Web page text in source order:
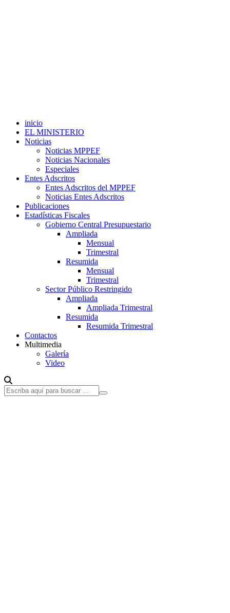
inicio
EL MINISTERIO
Noticias
Noticias MPPEF
Noticias Nacionales
Especiales
Entes Adscritos
Entes Adscritos del MPPEF
Noticias Entes Adscritos
Publicaciones
Estadísticas Fiscales
Gobierno Central Presupuestario
Ampliada
Mensual
Trimestral
Resumida
Mensual
Trimestral
Sector Público Restringido
Ampliada
Ampliada Trimestral
Resumida
Resumida Trimestral
Contactos
Multimedia
Galería
Video